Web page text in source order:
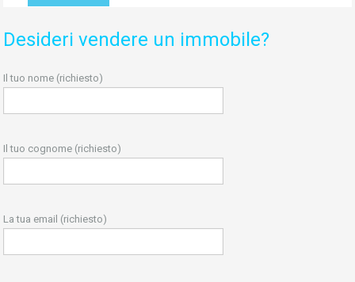
Desideri vendere un immobile?
Il tuo nome (richiesto)
Il tuo cognome (richiesto)
La tua email (richiesto)